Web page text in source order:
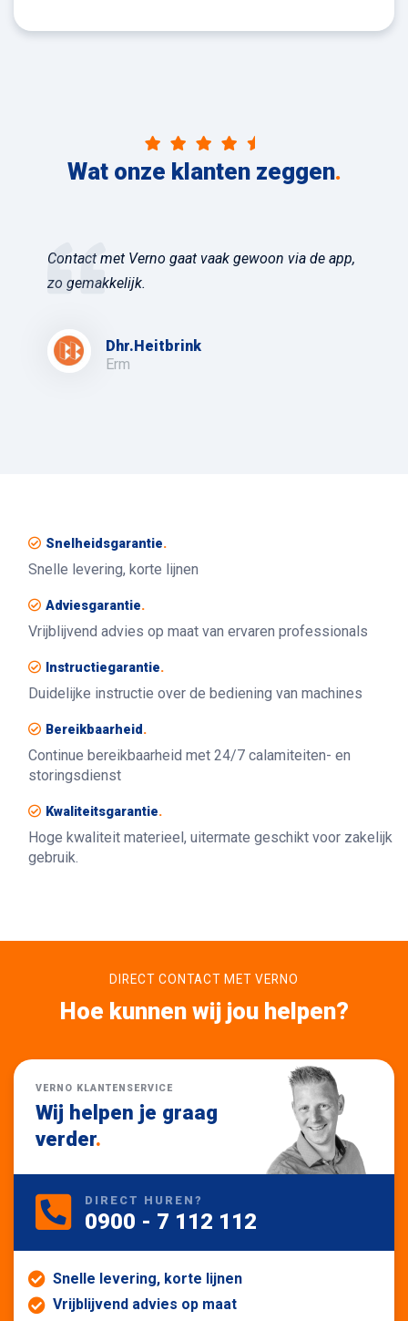
Wat onze klanten zeggen.
Contact met Verno gaat vaak gewoon via de app,
zo gemakkelijk.
Dhr.Heitbrink
Erm
Snelheidsgarantie.
Snelle levering, korte lijnen
Adviesgarantie.
Vrijblijvend advies op maat van ervaren professionals
Instructiegarantie.
Duidelijke instructie over de bediening van machines
Bereikbaarheid .
Continue bereikbaarheid met 24/7 calamiteiten- en
storingsdienst
Kwaliteitsgarantie.
Hoge kwaliteit materieel, uitermate geschikt voor zakelijk
gebruik.
DIRECT CONTACT MET VERNO
Hoe kunnen wij jou helpen?
VERNO KLANTENSERVICE
Wij helpen je graag
verder.
DIRECT HUREN?
0900 - 7 112 112
Snelle levering, korte lijnen
Vrijblijvend advies op maat